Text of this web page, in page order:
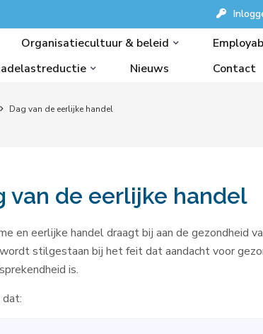
Organisatiecultuur & beleid
Nieuws Contact
Dag van de eerlijke handel
van de eerlijke handel
en eerlijke handel draagt bij aan de gezondheid
stilgestaan bij het feit dat aandacht voor
is.